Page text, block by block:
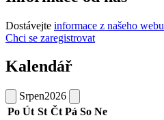
Dostávejte informace z našeho webu
Chci se zaregistrovat
Kalendář
Srpen2026
Po Út St Čt Pá So Ne